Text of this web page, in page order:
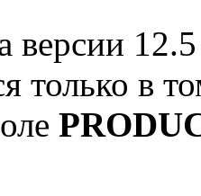
версии
только в